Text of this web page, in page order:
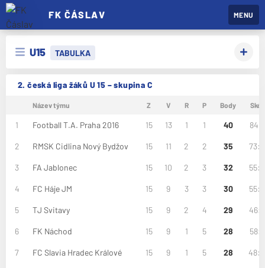
FK ČÁSLAV MENU
U15 TABULKA
2. česká liga žáků U 15 – skupina C
Název týmu Z V R P Body
1 Football T.A. Praha 2016 15 13 1 1 40
2 RMSK Cidlina Nový Bydžov 15 11 2 2 35
3 FA Jablonec 15 10 2 3 32
4 FC Háje JM 15 9 3 3 30
5 TJ Svitavy 15 9 2 4 29
6 FK Náchod 15 9 1 5 28
7 FC Slavia Hradec Králové 15 9 1 5 28